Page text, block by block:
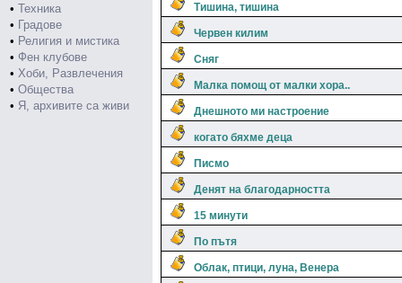
• Техника
• Градове
• Религия и мистика
• Фен клубове
• Хоби, Развлечения
• Общества
• Я, архивите са живи
Тишина, тишина
Червен килим
Сняг
Малка помощ от малки хора..
Днешното ми настроение
когато бяхме деца
Писмо
Денят на благодарността
15 минути
По пътя
Облак, птици, луна, Венера